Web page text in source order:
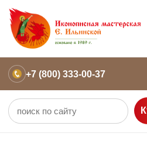
+7 (800) 333-00-37